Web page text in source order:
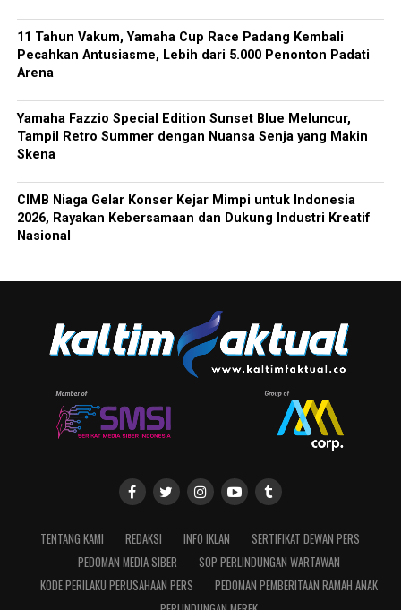
11 Tahun Vakum, Yamaha Cup Race Padang Kembali
Pecahkan Antusiasme, Lebih dari 5.000 Penonton Padati
Arena
Yamaha Fazzio Special Edition Sunset Blue Meluncur,
Tampil Retro Summer dengan Nuansa Senja yang Makin
Skena
CIMB Niaga Gelar Konser Kejar Mimpi untuk Indonesia
2026, Rayakan Kebersamaan dan Dukung Industri Kreatif
Nasional
TENTANG KAMI REDAKSI INFO IKLAN
SERTIFIKAT DEWAN PERS
PEDOMAN MEDIA SIBER
SOP PERLINDUNGAN WARTAWAN
KODE PERILAKU PERUSAHAAN PERS
PEDOMAN PEMBERITAAN RAMAH ANAK